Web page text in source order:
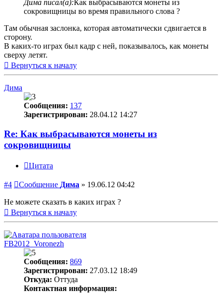
Дима писал(а): Как выбрасываются монеты из
сокровищницы во время правильного слова ?
Там обычная заслонка, которая автоматически сдвигается в
сторону.
В каких-то играх был кадр с ней, показывалось, как монеты
сверху летят.
Вернуться к началу
Дима
Сообщения: 137
Зарегистрирован: 28.04.12 14:27
Re: Как выбрасываются монеты из
сокровищницы
Цитата
#4 Сообщение Дима » 19.06.12 04:42
Не можете сказать в каких играх ?
Вернуться к началу
FB2012_Voronezh
Сообщения: 869
Зарегистрирован: 27.03.12 18:49
Откуда: Оттуда
Контактная информация: